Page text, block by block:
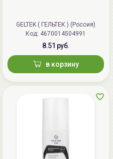
GELTEK ( ГЕЛЬТЕК ) (Россия)
Код: 4670014504991
8.51 руб.
в корзину